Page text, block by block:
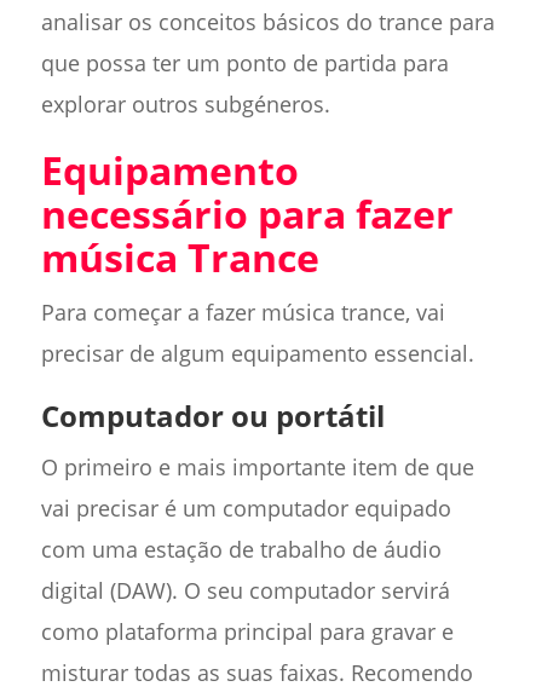
analisar os conceitos básicos do trance para
que possa ter um ponto de partida para
explorar outros subgéneros.
Equipamento
necessário para fazer
música Trance
Para começar a fazer música trance, vai
precisar de algum equipamento essencial.
Computador ou portátil
O primeiro e mais importante item de que
vai precisar é um computador equipado
com uma estação de trabalho de áudio
digital (DAW). O seu computador servirá
como plataforma principal para gravar e
misturar todas as suas faixas. Recomendo